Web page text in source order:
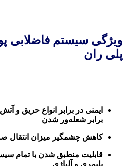
ویژگی سیستم فاضلابی
پلی ران
ایمنی در برابر انواع حریق
برابر شعله‌ور شدن
کاهش چشمگیر میزان انتقال صدا تا
قابلیت منطبق شدن با تمام
پلیمری و آلیاژی